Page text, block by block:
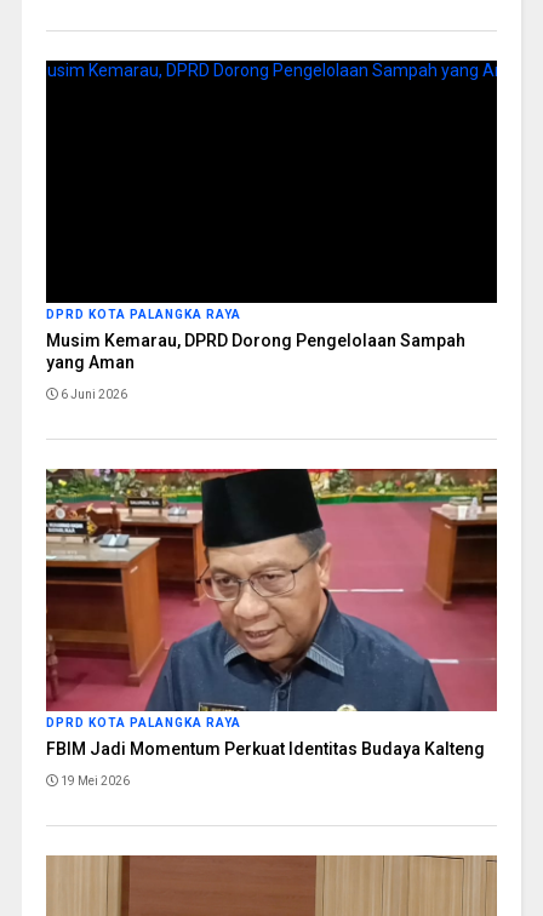
DPRD KOTA PALANGKA RAYA
Musim Kemarau, DPRD Dorong Pengelolaan Sampah
yang Aman
6 Juni 2026
DPRD KOTA PALANGKA RAYA
FBIM Jadi Momentum Perkuat Identitas Budaya Kalteng
19 Mei 2026